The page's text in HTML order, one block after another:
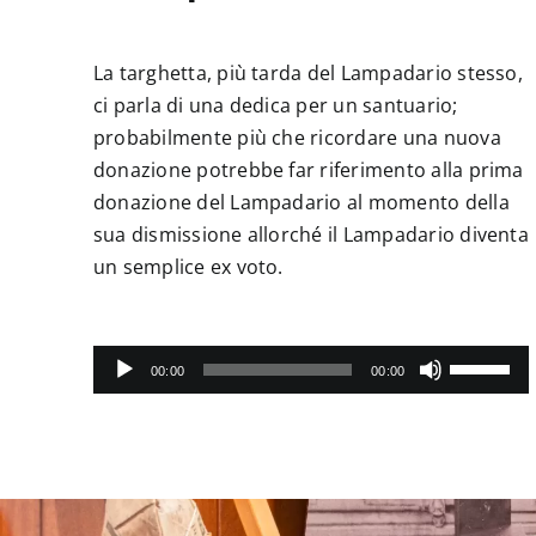
La targhetta, più tarda del Lampadario stesso,
ci parla di una dedica per un santuario;
probabilmente più che ricordare una nuova
donazione potrebbe far riferimento alla prima
donazione del Lampadario al momento della
sua dismissione allorché il Lampadario diventa
un semplice ex voto.
Audio
Player
00:00 00:00
i
tasti
o
diminuire